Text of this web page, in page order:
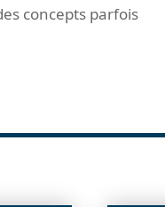
concepts parfois